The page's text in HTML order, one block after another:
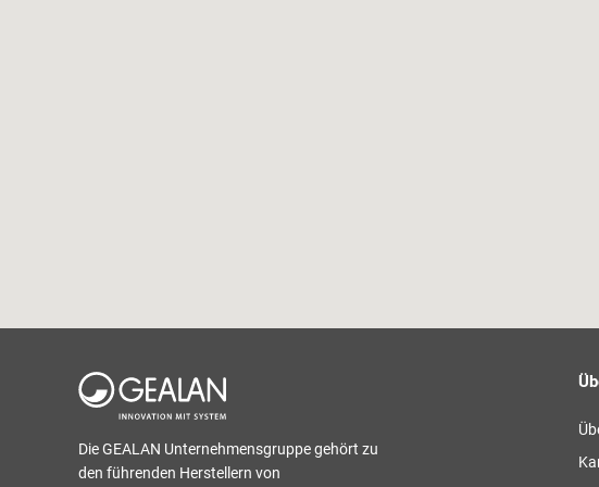
Die GEALAN Unternehmensgruppe gehört zu
den führenden Herstellern von